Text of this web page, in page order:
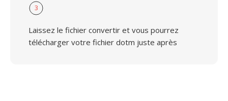
3
Laissez le fichier convertir et vous pourrez
télécharger votre fichier dotm juste après